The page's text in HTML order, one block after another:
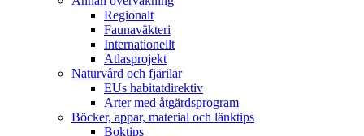
Regionalt
Faunaväkteri
Internationellt
Atlasprojekt
Naturvård och fjärilar
EUs habitatdirektiv
Arter med åtgärdsprogram
Böcker, appar, material och länktips
Boktips